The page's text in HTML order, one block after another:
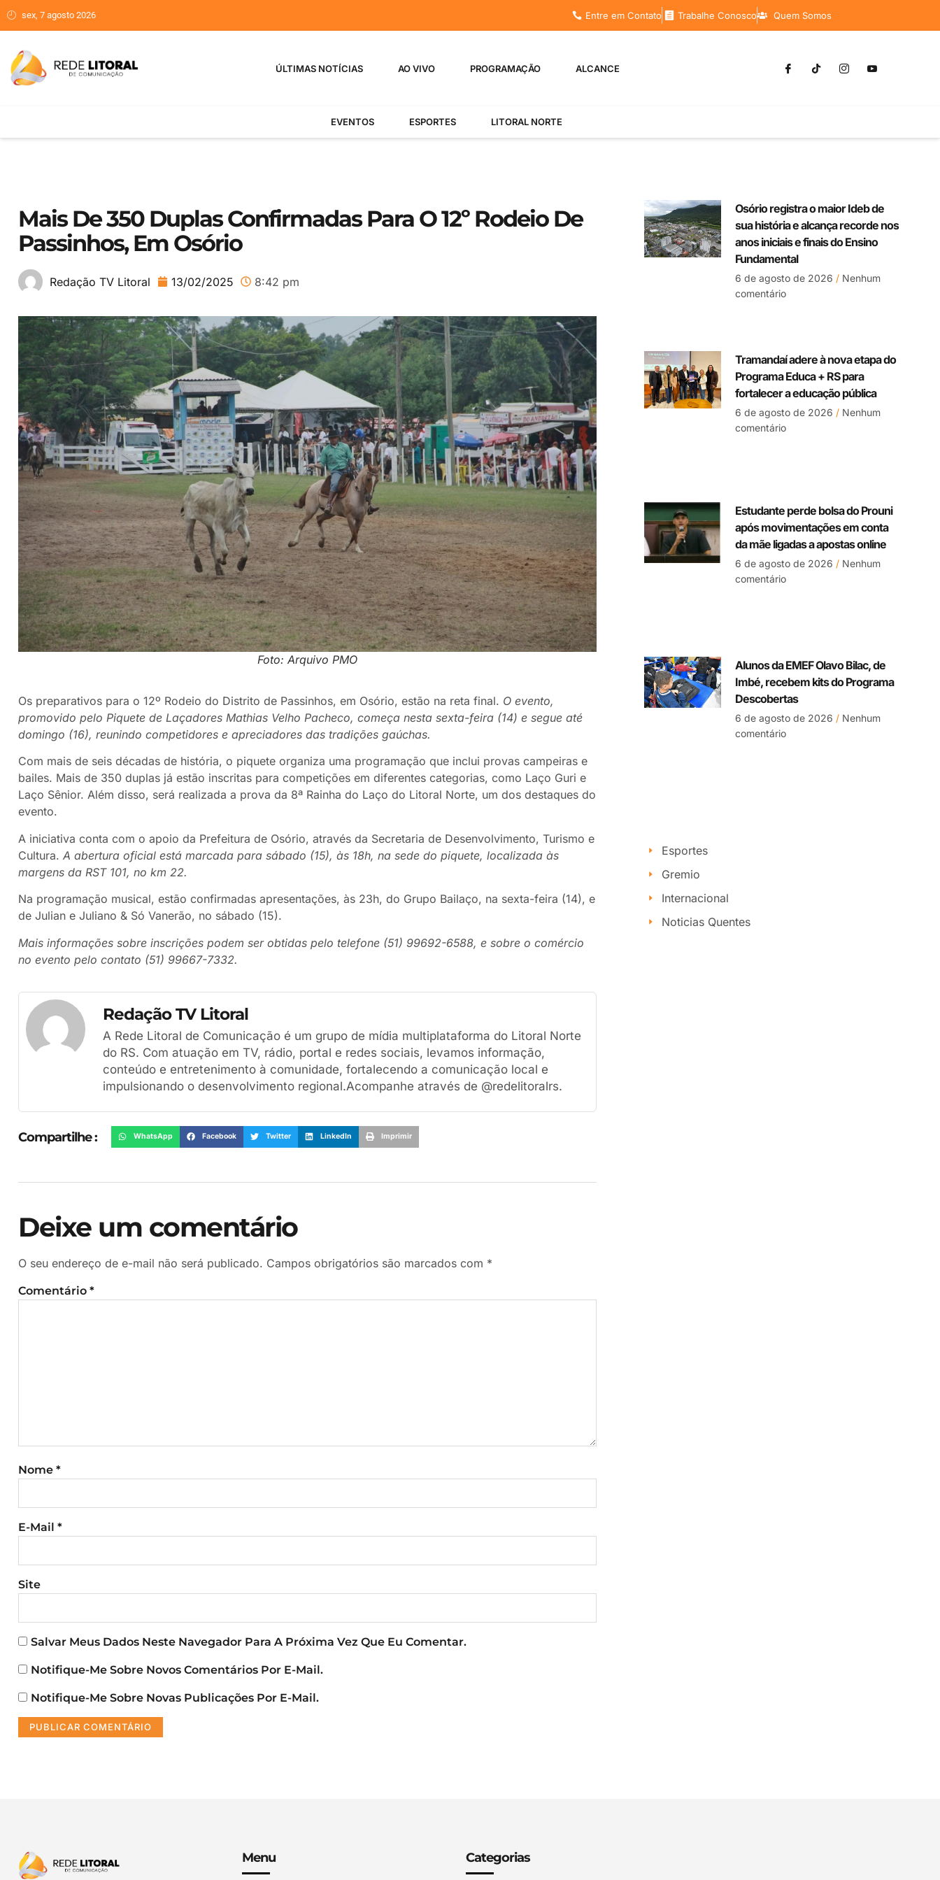
sex, 7 agosto 2026 Entre em Contato Trabalhe Conosco Quem Somos
ÚLTIMAS NOTÍCIAS AO VIVO PROGRAMAÇÃO ALCANCE
EVENTOS ESPORTES LITORAL NORTE
Mais De 350 Duplas Confirmadas Para O 12º Rodeio De
Passinhos, Em Osório
Redação TV Litoral 13/02/2025 8:42 pm
Foto: Arquivo PMO
Os preparativos para o 12º Rodeio do Distrito de Passinhos, em Osório, estão na reta final. O evento,
promovido pelo Piquete de Laçadores Mathias Velho Pacheco, começa nesta sexta-feira (14) e segue até
domingo (16), reunindo competidores e apreciadores das tradições gaúchas.
Com mais de seis décadas de história, o piquete organiza uma programação que inclui provas campeiras e
bailes. Mais de 350 duplas já estão inscritas para competições em diferentes categorias, como Laço Guri e
Laço Sênior. Além disso, será realizada a prova da 8ª Rainha do Laço do Litoral Norte, um dos destaques do
evento.
A iniciativa conta com o apoio da Prefeitura de Osório, através da Secretaria de Desenvolvimento, Turismo e
Cultura. A abertura oficial está marcada para sábado (15), às 18h, na sede do piquete, localizada às
margens da RST 101, no km 22.
Na programação musical, estão confirmadas apresentações, às 23h, do Grupo Bailaço, na sexta-feira (14), e
de Julian e Juliano & Só Vanerão, no sábado (15).
Mais informações sobre inscrições podem ser obtidas pelo telefone (51) 99692-6588, e sobre o comércio
no evento pelo contato (51) 99667-7332.
Redação TV Litoral
A Rede Litoral de Comunicação é um grupo de mídia multiplataforma do Litoral Norte
do RS. Com atuação em TV, rádio, portal e redes sociais, levamos informação,
conteúdo e entretenimento à comunidade, fortalecendo a comunicação local e
impulsionando o desenvolvimento regional.Acompanhe através de @redelitoralrs.
Compartilhe : WhatsApp Facebook Twitter LinkedIn Imprimir
Deixe um comentário
O seu endereço de e-mail não será publicado. Campos obrigatórios são marcados com *
Comentário *
Nome *
E-Mail *
Site
Salvar Meus Dados Neste Navegador Para A Próxima Vez Que Eu Comentar.
Notifique-Me Sobre Novos Comentários Por E-Mail.
Notifique-Me Sobre Novas Publicações Por E-Mail.
Osório registra o maior Ideb de
sua história e alcança recorde nos
anos iniciais e finais do Ensino
Fundamental
6 de agosto de 2026 Nenhum
comentário
Tramandaí adere à nova etapa do
Programa Educa + RS para
fortalecer a educação pública
6 de agosto de 2026 Nenhum
comentário
Estudante perde bolsa do Prouni
após movimentações em conta
da mãe ligadas a apostas online
6 de agosto de 2026 Nenhum
comentário
Alunos da EMEF Olavo Bilac, de
Imbé, recebem kits do Programa
Descobertas
6 de agosto de 2026 Nenhum
comentário
Esportes
Gremio
Internacional
Noticias Quentes
Menu Categorias